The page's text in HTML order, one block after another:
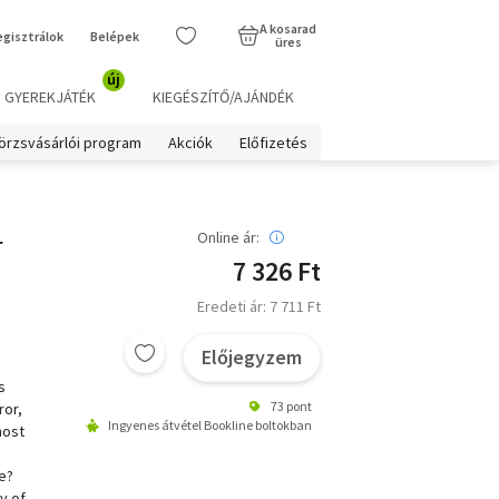
Belépek
A kosarad
üres
GYEREKJÁTÉK
új
KIEGÉSZÍTŐ/AJÁNDÉK
program Akciók Előfizetés
Online ár:
7 326 Ft
Eredeti ár: 7 711 Ft
Előjegyzem
73 pont
Ingyenes átvétel Bookline boltokban